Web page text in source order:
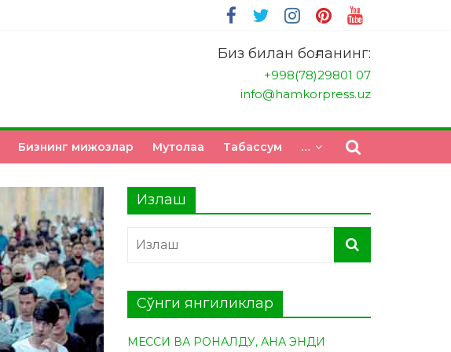
Биз билан боғланинг:
+998(78)29801 07
info@hamkorpress.uz
Бизнинг мижозлар Мутолаа Табасcум …
Излаш
Сўнги янгиликлар
МЕССИ ВА РОНАЛДУ, АНА ЭНДИ